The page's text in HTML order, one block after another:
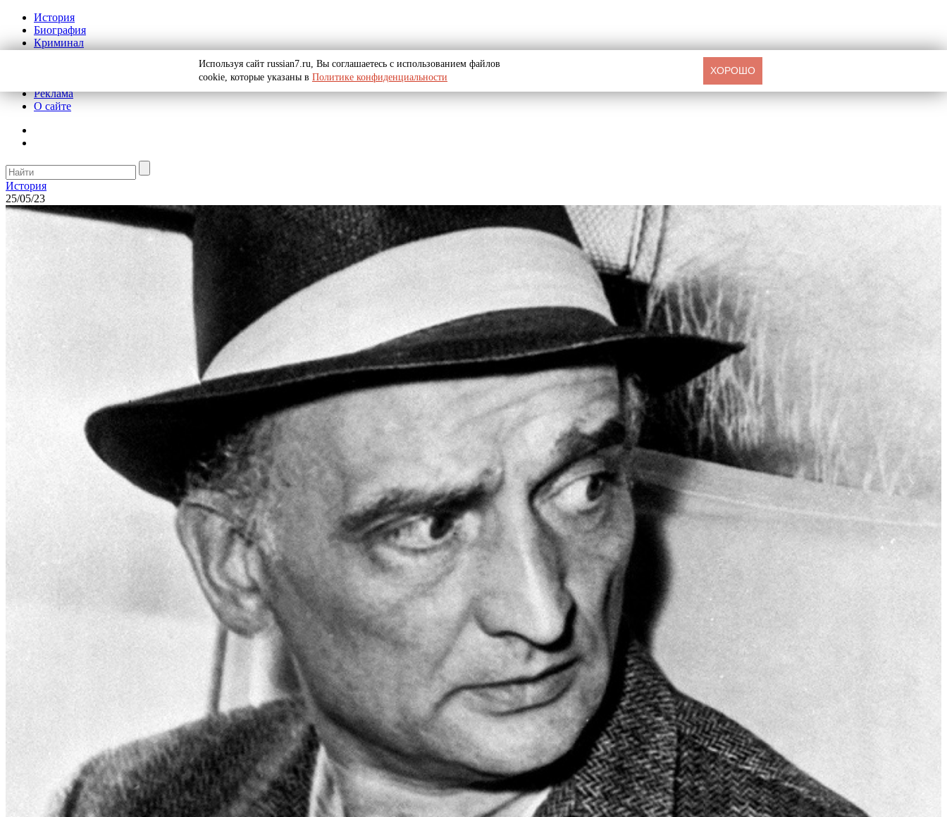
История
Биография
Криминал
Реклама
О сайте
История
25/05/23
Используя сайт russian7.ru, Вы соглашаетесь с использованием файлов
cookie, которые указаны в Политике конфиденциальности
ХОРОШО